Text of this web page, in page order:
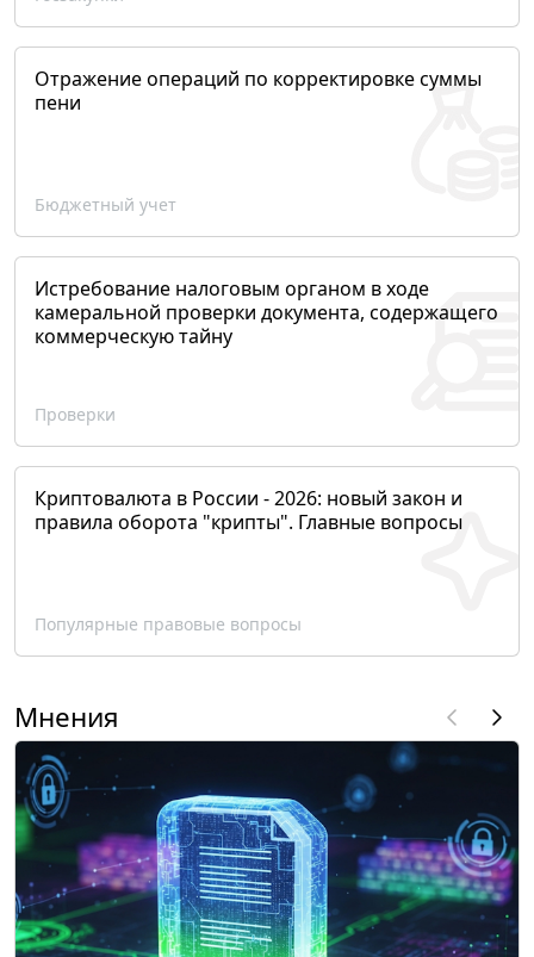
Отражение операций по корректировке суммы
пени
Бюджетный учет
Истребование налоговым органом в ходе
камеральной проверки документа, содержащего
коммерческую тайну
Проверки
Криптовалюта в России - 2026: новый закон и
правила оборота "крипты". Главные вопросы
Популярные правовые вопросы
Мнения